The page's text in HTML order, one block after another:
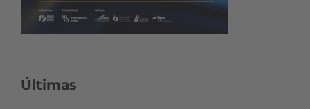
Últimas